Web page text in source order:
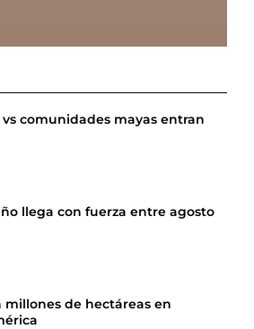
vs comunidades mayas entran
llega con fuerza entre agosto
millones de hectáreas en